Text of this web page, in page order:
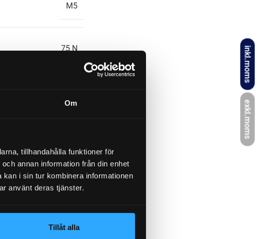
Om
tillhandahålla funktioner för
annan information från din enhet
i sin tur kombinera informationen
använt deras tjänster.
Tillåt alla
inkl.moms
exkl.moms
M5
75 N
280403, 6810042